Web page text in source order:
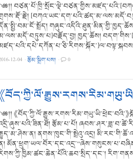
ཁྱད་ཆོས།
12-04 ·རྩོམ་སྒྲིག་པས། · 0
《
རྩོམ་པ་པོ།
ནགས་ཁུང་གི་སྤྲེའུ་འདྲ།